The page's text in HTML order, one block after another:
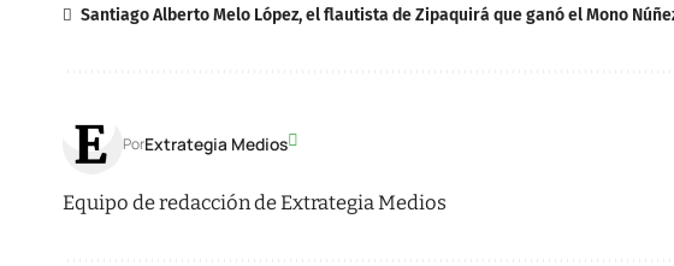
Santiago Alberto Melo López, el flautista de Zipaquirá que ganó el Mono
PorExtrategia Medios
Equipo de redacción de Extrategia Medios